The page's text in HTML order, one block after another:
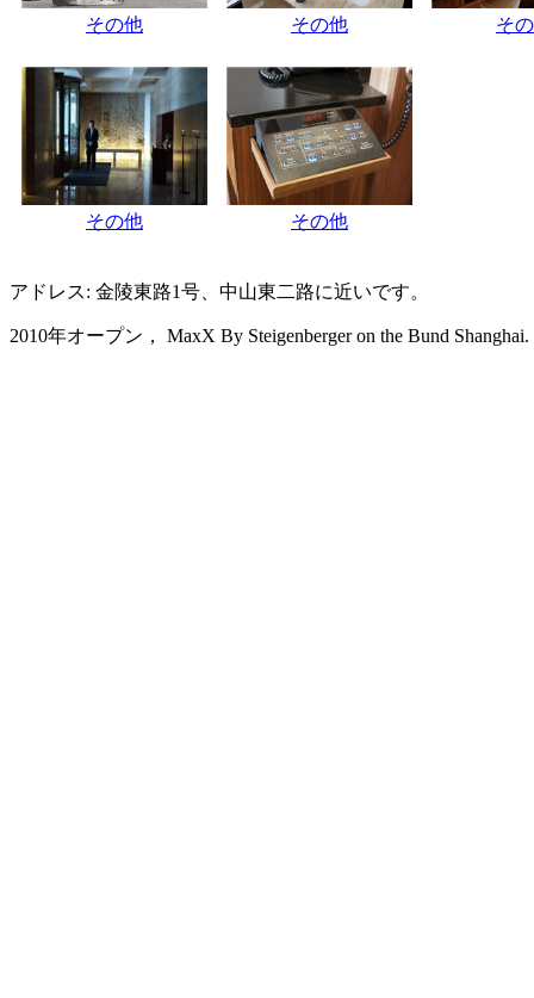
その他 その他 そ
その他 その他
アドレス: 金陵東路1号、中山東二路に近いです。
2010年オープン， MaxX By Steigenberger on the Bund Shanghai.